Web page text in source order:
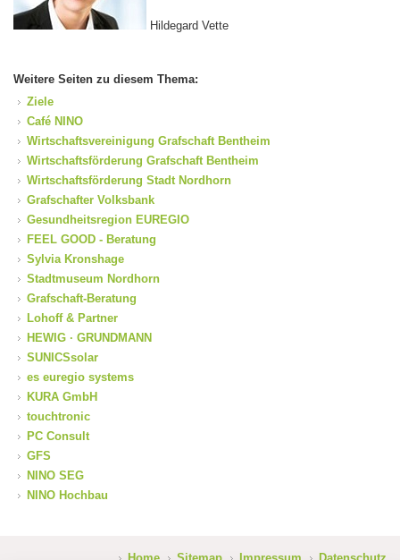
Hildegard Vette
Weitere Seiten zu diesem Thema:
Ziele
Café NINO
Wirtschaftsvereinigung Grafschaft Bentheim
Wirtschaftsförderung Grafschaft Bentheim
Wirtschaftsförderung Stadt Nordhorn
Grafschafter Volksbank
Gesundheitsregion EUREGIO
FEEL GOOD - Beratung
Sylvia Kronshage
Stadtmuseum Nordhorn
Grafschaft-Beratung
Lohoff & Partner
HEWIG · GRUNDMANN
SUNICSsolar
es euregio systems
KURA GmbH
touchtronic
PC Consult
GFS
NINO SEG
NINO Hochbau
Home Sitemap Impressum Datenschutz